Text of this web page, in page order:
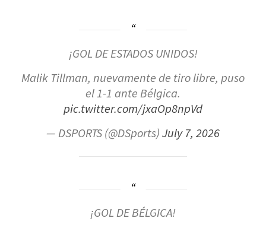
¡GOL DE ESTADOS UNIDOS!
Malik Tillman, nuevamente de tiro libre, puso
el 1-1 ante Bélgica.
pic.twitter.com/jxaOp8npVd
— DSPORTS (@DSports)July 7, 2026
¡GOL DE BÉLGICA!